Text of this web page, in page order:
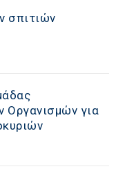
σπιτιών
Οργανισμών για